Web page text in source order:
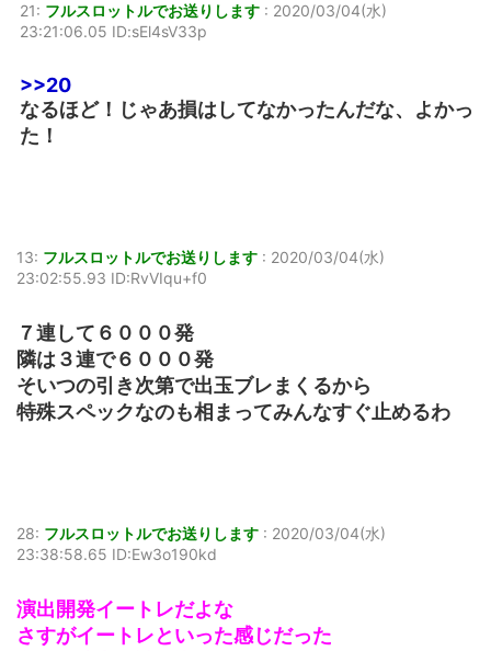
21: フルスロットルでお送りします : 2020/03/04(水)
23:21:06.05 ID:sEl4sV33p
>>20
なるほど！じゃあ損はしてなかったんだな、よかっ
た！
13: フルスロットルでお送りします : 2020/03/04(水)
23:02:55.93 ID:RvVIqu+f0
７連して６０００発
隣は３連で６０００発
そいつの引き次第で出玉ブレまくるから
特殊スペックなのも相まってみんなすぐ止めるわ
28: フルスロットルでお送りします : 2020/03/04(水)
23:38:58.65 ID:Ew3o190kd
演出開発イートレだよな
さすがイートレといった感じだった